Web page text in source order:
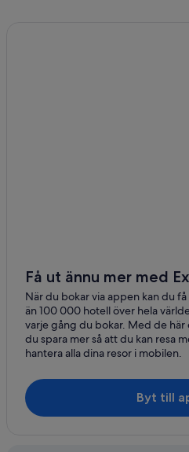
Hotell i San Juan Ñumí
Hotell i San Lorenzo
Hotell i San Martín
Hotell i San Miguel Yotao
Hotell i San Pedro Teozacoalco
Få ut ännu mer med
När du bokar via appen kan du
än 100 000 hotell över hela
varje gång du bokar. Med de
du spara mer så att du kan resa
hantera alla dina resor i mobilen.
Byt till